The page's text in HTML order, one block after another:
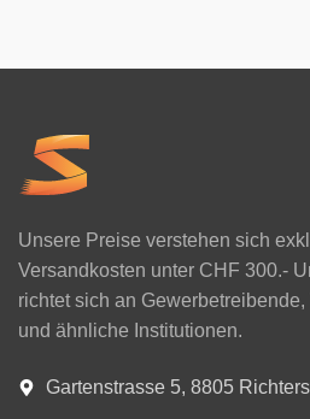
Unsere Preise verstehen sich
Versandkosten unter CHF 300.-
richtet sich an
und ähnliche Institutionen.
Gartenstrasse 5, 8805